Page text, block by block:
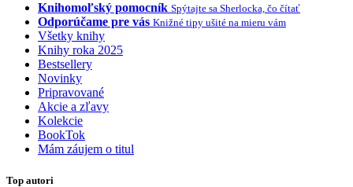
Knihomoľský pomocník Spýtajte sa Sherlocka, čo čítať
Odporúčame pre vás Knižné tipy ušité na mieru vám
Všetky knihy
Knihy roka 2025
Bestsellery
Novinky
Pripravované
Akcie a zľavy
Kolekcie
BookTok
Mám záujem o titul
Top autori